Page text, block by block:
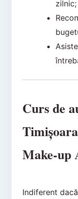
zilnic;
Curs de
Make-up
Indiferent